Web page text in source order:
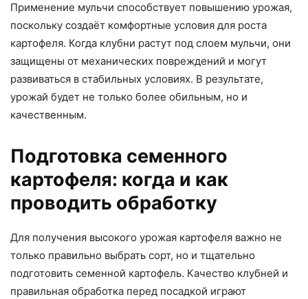
Применение мульчи способствует повышению урожая,
поскольку создаёт комфортные условия для роста
картофеля. Когда клубни растут под слоем мульчи, они
защищены от механических повреждений и могут
развиваться в стабильных условиях. В результате,
урожай будет не только более обильным, но и
качественным.
Подготовка семенного
картофеля: когда и как
проводить обработку
Для получения высокого урожая картофеля важно не
только правильно выбрать сорт, но и тщательно
подготовить семенной картофель. Качество клубней и
правильная обработка перед посадкой играют